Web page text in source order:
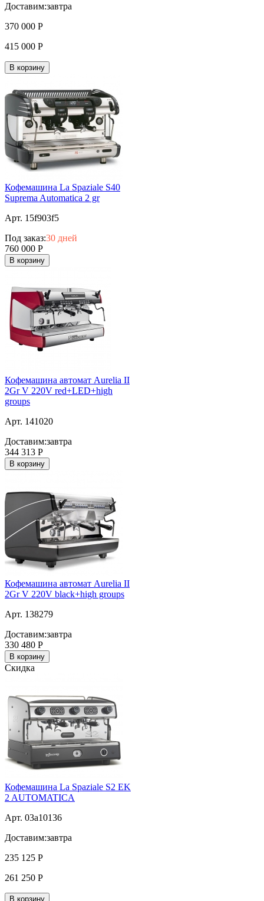
Доставим:завтра
370 000 Р
415 000 Р
В корзину
Кофемашина La Spaziale S40
Suprema Automatica 2 gr
Арт. 15f903f5
Под заказ:30 дней
760 000 Р
В корзину
Кофемашина автомат Aurelia II
2Gr V 220V red+LED+high
groups
Арт. 141020
Доставим:завтра
344 313 Р
В корзину
Кофемашина автомат Aurelia II
2Gr V 220V black+high groups
Арт. 138279
Доставим:завтра
330 480 Р
В корзину
Скидка
Кофемашина La Spaziale S2 EK
2 AUTOMATICA
Арт. 03a10136
Доставим:завтра
235 125 Р
261 250 Р
В корзину